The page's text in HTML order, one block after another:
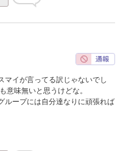
マイが言ってる訳じゃないでし
意味無いと思うけどな。
ループには自分達なりに頑張れば